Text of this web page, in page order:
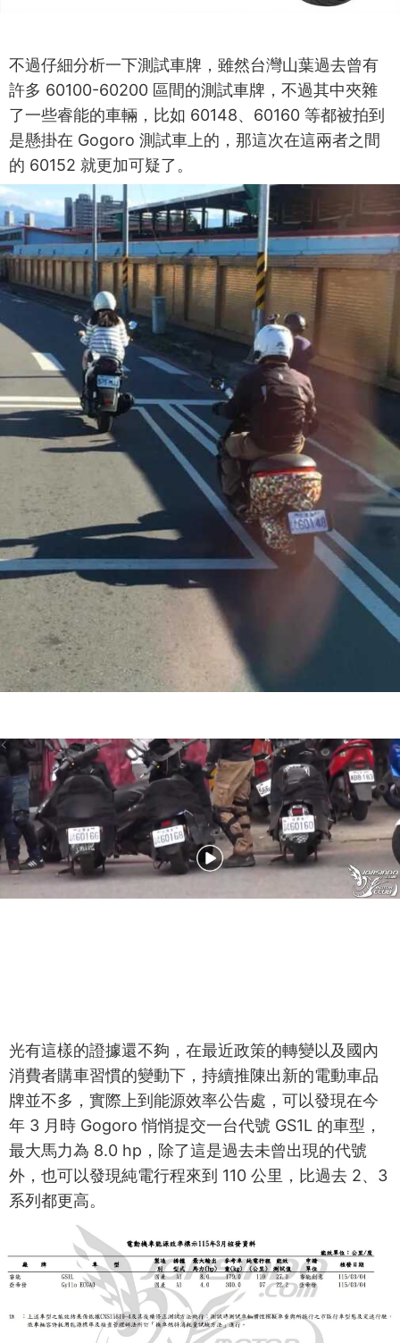
不過仔細分析一下測試車牌，雖然台灣山葉過去曾有
許多 60100-60200 區間的測試車牌，不過其中夾雜
了一些睿能的車輛，比如 60148、60160 等都被拍到
是懸掛在 Gogoro 測試車上的，那這次在這兩者之間
的 60152 就更加可疑了。
光有這樣的證據還不夠，在最近政策的轉變以及國內
消費者購車習慣的變動下，持續推陳出新的電動車品
牌並不多，實際上到能源效率公告處，可以發現在今
年 3 月時 Gogoro 悄悄提交一台代號 GS1L 的車型，
最大馬力為 8.0 hp，除了這是過去未曾出現的代號
外，也可以發現純電行程來到 110 公里，比過去 2、3
系列都更高。